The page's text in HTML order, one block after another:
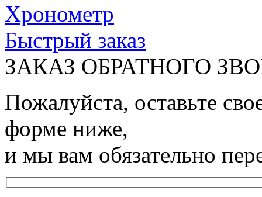
Хронометр
Быстрый заказ
ЗАКАЗ ОБРАТНОГО
Пожалуйста, оставьте
форме ниже,
и мы вам обязательно